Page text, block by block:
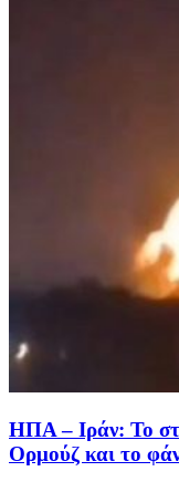
ΗΠΑ – Ιράν: Το
Ορμούζ και το